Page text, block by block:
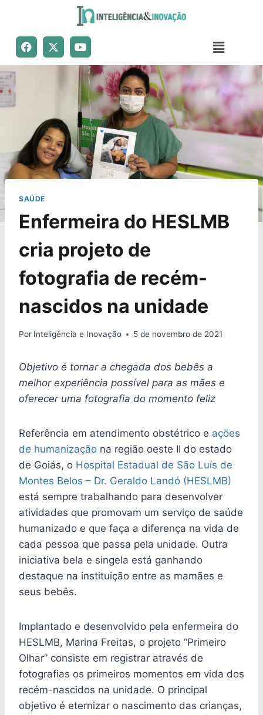
SAÚDE
Enfermeira do HESLMB
cria projeto de
fotografia de recém-
nascidos na unidade
Por Inteligência e Inovação 5 de novembro de 2021
Objetivo é tornar a chegada dos bebês a
melhor experiência possível para as mães e
oferecer uma fotografia do momento feliz
Referência em atendimento obstétrico e ações
de humanização na região oeste II do estado
de Goiás, o Hospital Estadual de São Luís de
Montes Belos – Dr. Geraldo Landó (HESLMB)
está sempre trabalhando para desenvolver
atividades que promovam um serviço de saúde
humanizado e que faça a diferença na vida de
cada pessoa que passa pela unidade. Outra
iniciativa bela e singela está ganhando
destaque na instituição entre as mamães e
seus bebês.
Implantado e desenvolvido pela enfermeira do
HESLMB, Marina Freitas, o projeto “Primeiro
Olhar” consiste em registrar através de
fotografias os primeiros momentos em vida dos
recém-nascidos na unidade. O principal
objetivo é eternizar o nascimento das crianças,